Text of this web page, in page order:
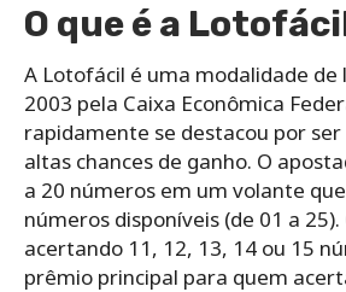
O que é a
A Lotofácil é uma modalidade
2003 pela Caixa Econômica
rapidamente se destacou por ser
altas chances de ganho. O
a 20 números em um volante
números disponíveis (de 01 a 25).
acertando 11, 12, 13, 14 ou 15
prêmio principal para quem